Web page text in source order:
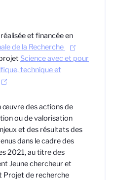
et financée en
de la Recherche
Science avec et pour
technique et
œuvre des actions de
ou de valorisation
et des résultats des
dans le cadre des
2021, au titre des
Jeune chercheur et
Projet de recherche